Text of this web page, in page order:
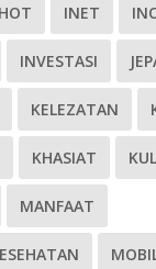
HOT INET
INVESTASI
KELEZATAN
KHASIAT
MANFAAT